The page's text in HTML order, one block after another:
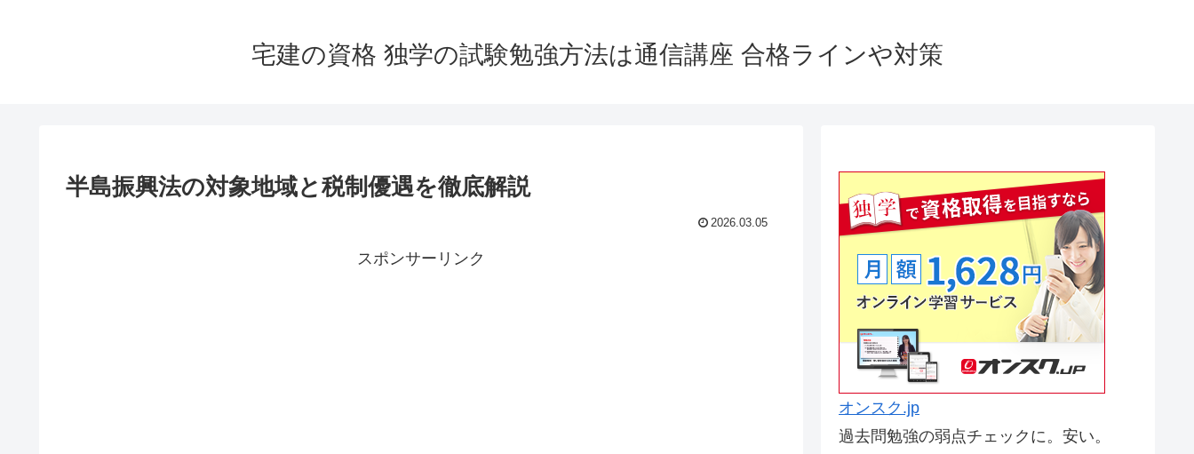
宅建の資格 独学の試験勉強方法は通信講座 合格ラインや対策
半島振興法の対象地域と税制優遇を徹底解説
2026.03.05
スポンサーリンク
オンスク.jp
過去問勉強の弱点チェックに。安い。